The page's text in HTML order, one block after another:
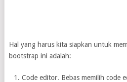
Hal yang harus kita siapkan untuk
bootstrap ini adalah:
Code editor. Bebas memilih code